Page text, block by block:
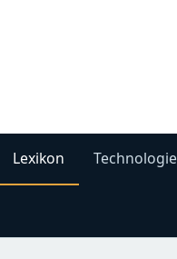
Lexikon Technologie